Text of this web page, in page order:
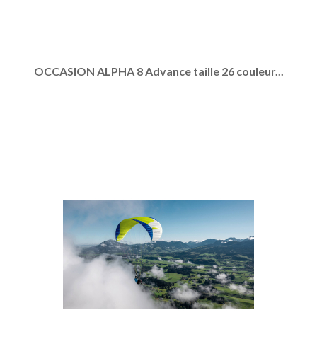
OCCASION ALPHA 8 Advance taille 26 couleur...